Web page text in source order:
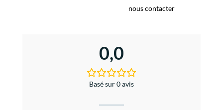
nous contacter
0,0
Basé sur 0 avis